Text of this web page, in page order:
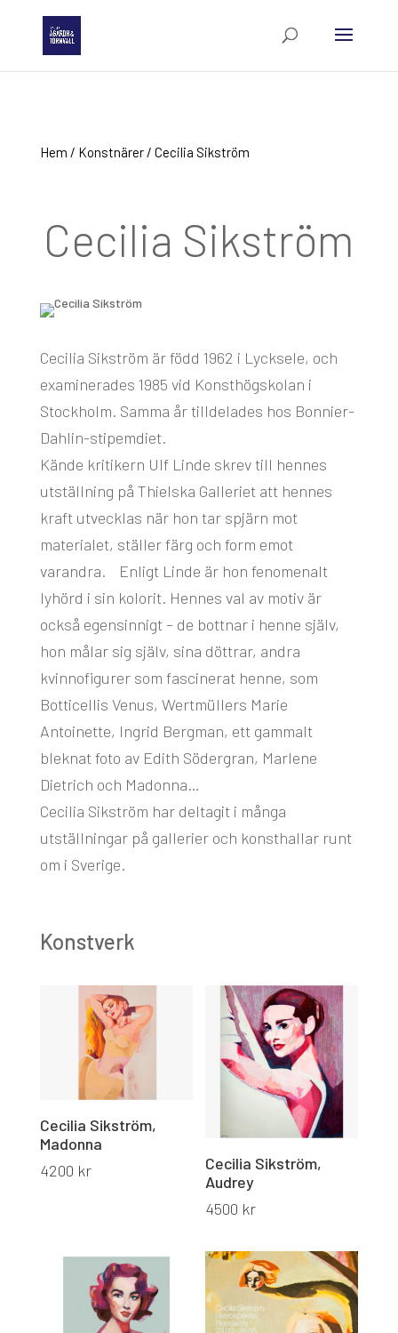
Hem / Konstnärer/ Cecilia Sikström
Cecilia Sikström
Cecilia Sikström är född 1962 i Lycksele, och
examinerades 1985 vid Konsthögskolan i
Stockholm. Samma år tilldelades hos Bonnier-
Dahlin-stipemdiet.
Kände kritikern Ulf Linde skrev till hennes
utställning på Thielska Galleriet att hennes
kraft utvecklas när hon tar spjärn mot
materialet, ställer färg och form emot
varandra. Enligt Linde är hon fenomenalt
lyhörd i sin kolorit. Hennes val av motiv är
också egensinnigt – de bottnar i henne själv,
hon målar sig själv, sina döttrar, andra
kvinnofigurer som fascinerat henne, som
Botticellis Venus, Wertmüllers Marie
Antoinette, Ingrid Bergman, ett gammalt
bleknat foto av Edith Södergran, Marlene
Dietrich och Madonna…
Cecilia Sikström har deltagit i många
utställningar på gallerier och konsthallar runt
om i Sverige.
Konstverk
Cecilia Sikström,
Madonna
4200 kr
Cecilia Sikström,
Audrey
4500 kr